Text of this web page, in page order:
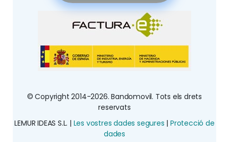
© Copyright 2014-2026. Bandomovil. Tots els drets
reservats
LEMUR IDEAS S.L. | Les vostres dades segures | Protecció de
dades